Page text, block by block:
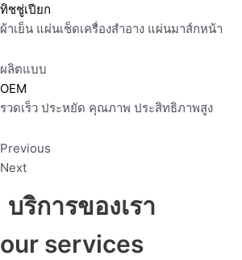
ทิชชู่เปียก
ผ้าเย็น แผ่นเช็ดเครื่องสำอาง แผ่นมาส์กหน้า
ผลิตแบบ
OEM
รวดเร็ว ประหยัด คุณภาพ ประสิทธิภาพสูง
Previous
Next
บริการของเรา
our services